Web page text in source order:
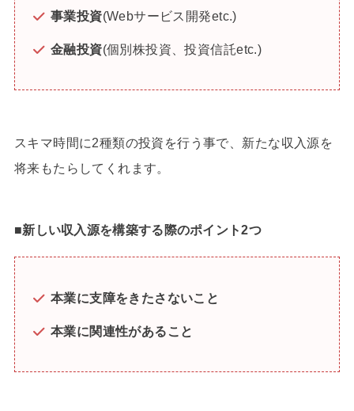
事業投資(Webサービス開発etc.)
金融投資(個別株投資、投資信託etc.)
スキマ時間に2種類の投資を行う事で、新たな収入源を
将来もたらしてくれます。
■新しい収入源を構築する際のポイント2つ
本業に支障をきたさないこと
本業に関連性があること